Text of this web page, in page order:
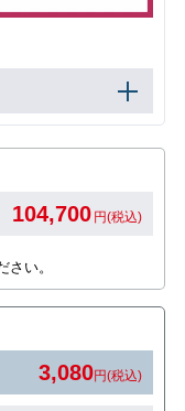
104,700 円(税込)
い。
3,080円(税込)